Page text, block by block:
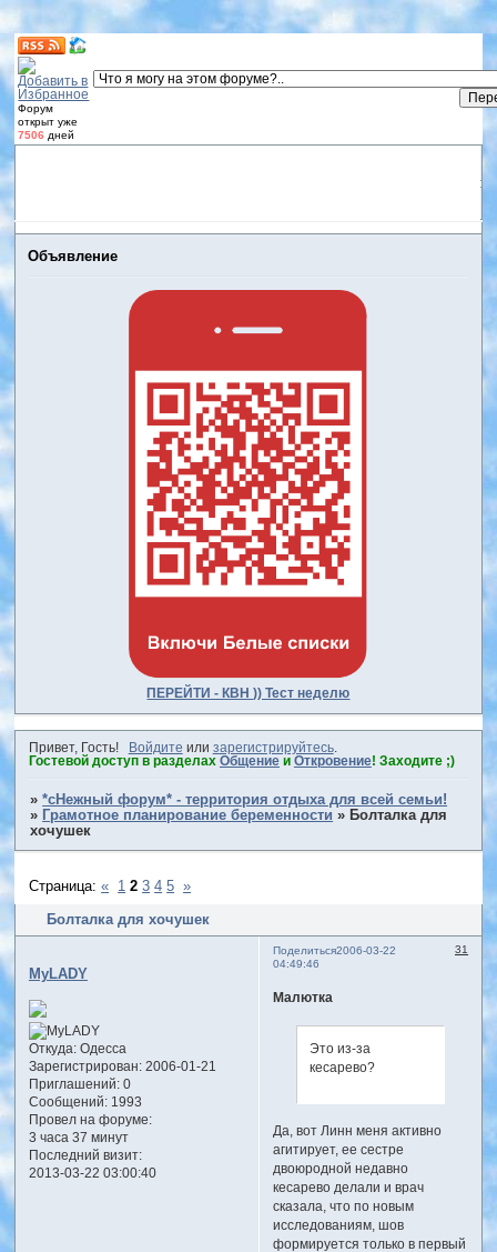
Форум
открыт уже
7506 дней
Объявление
ПЕРЕЙТИ - КВН )) Тест неделю
Привет, Гость! Войдите или зарегистрируйтесь.
Гостевой доступ в разделах Общениеи Откровение! Заходите ;)
»*сНежный форум* - территория отдыха для всей семьи!
» Грамотное планирование беременности » Болталка для
хочушек
Болталка для хочушек
Страница:« 1 2 3 4 5 »
Поделиться 31
2006-03-22
04:49:46
MyLADY
Откуда:Одесса
Зарегистрирован: 2006-01-21
Приглашений:0
Сообщений:1993
Провел на форуме:
3 часа 37 минут
Последний визит:
2013-03-22 03:00:40
Малютка
Это из-за
кесарево?
Да, вот Линн меня активно
агитирует, ее сестре
двоюродной недавно
кесарево делали и врач
сказала, что по новым
исследованиям, шов
формируется только в первый